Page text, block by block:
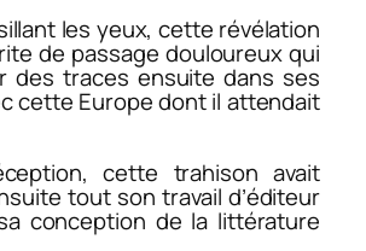
les yeux, cette révélation
de passage douloureux qui
des traces ensuite dans ses
cette Europe dont il attendait
cette trahison avait
tout son travail d’éditeur
conception de la littérature